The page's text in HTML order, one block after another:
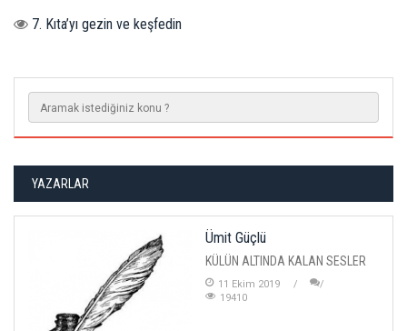
7. Kıta’yı gezin ve keşfedin
YAZARLAR
Ümit Güçlü
KÜLÜN ALTINDA KALAN SESLER
11 Ekim 2019
19410